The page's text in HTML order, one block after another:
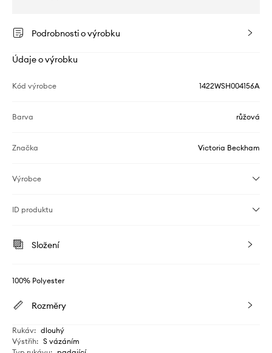
Podrobnosti o výrobku
Údaje o výrobku
Kód výrobce 1422WSH004156A
Barva růžová
Značka Victoria Beckham
Výrobce
ID produktu
Složení
100% Polyester
Rozměry
Rukáv: dlouhý
Výstřih: S vázáním